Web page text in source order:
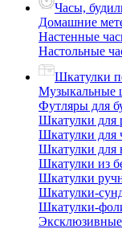
Часы,
Домашние
Настенные
Настольные
Шкатулки
Музыкальные
Футляры для
Шкатулки для
Шкатулки для
Шкатулки для
Шкатулки из
Шкатулки
Шкатулки-
Шкатулки-